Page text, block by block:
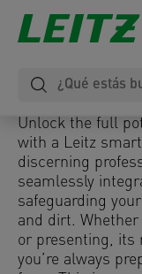
Unlock the full
with a Leitz
discerning
seamlessly
safeguarding
and dirt.
or presenting, its
you’re always